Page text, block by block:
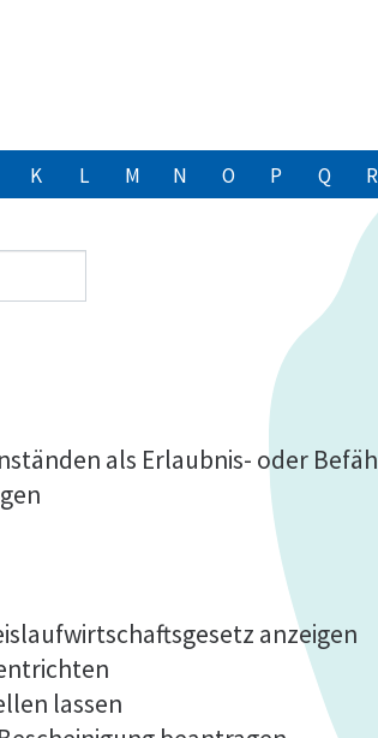
K L M N O P Q R
als Erlaubnis- oder
anzeigen
lassen